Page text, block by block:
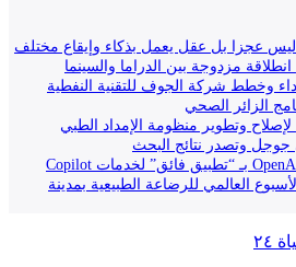
مزدوجة بين الدراما والسينما
وخطط شركة الجوف للتقنية النفطية
الزائر الصحي
وتطوير منظومة الإمداد الطبي
وتصدر نتائج البحث
العالمي للرضاعة الطبيعية بمدينة